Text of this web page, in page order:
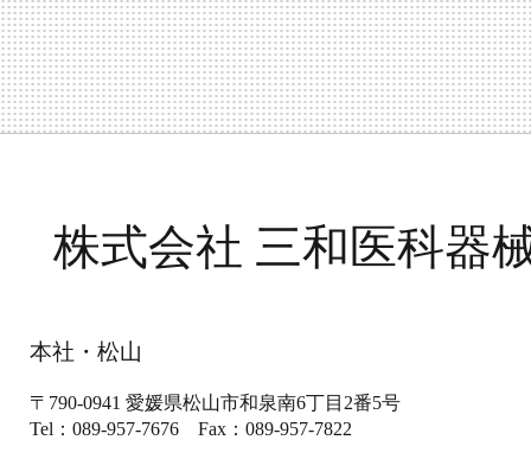
株式会社 三和医科器
本社・松山
〒790-0941 愛媛県松山市和泉南6丁目2番5号
Tel：089-957-7676 Fax：089-957-7822